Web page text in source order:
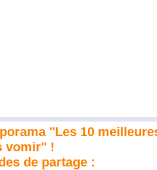
"Les 10
vomir" !
de partage :